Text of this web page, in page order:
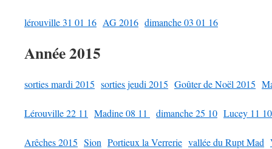
lérouville 31 01 16 AG 2016 dimanche 03 01 16
Année 2015
sorties mardi 2015 sorties jeudi 2015 Goûter de Noël 2015
Lérouville 22 11 Madine 08 11 dimanche 25 10 Lucey 11 10
Arêches 2015 Sion Portieux la Verrerie vallée du Rupt Mad